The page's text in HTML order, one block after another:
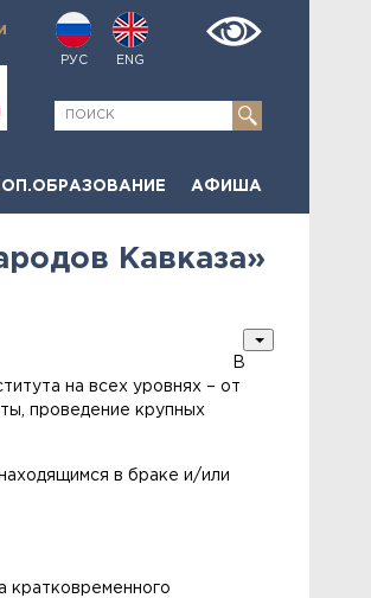
РУС ENG
АФИША
Кавказа»
В
на всех уровнях – от
проведение крупных
в браке и/или
кратковременного